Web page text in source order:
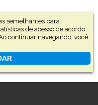
semelhantes para
de acesso de acordo
continuar navegando, você